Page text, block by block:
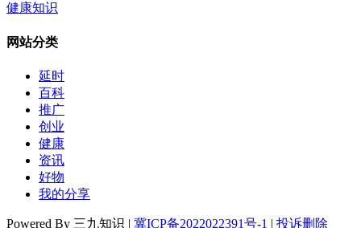
健康知识
网站分类
延时
百科
推广
创业
健康
资讯
好物
我的分享
Powered By 三九知识 | 冀ICP备2022022391号-1 | 投诉删除